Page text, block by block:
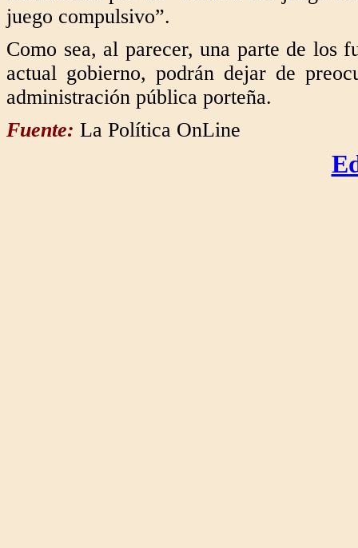
juego compulsivo”.
Como sea, al parecer, una parte de los
actual gobierno, podrán dejar de
administración pública porteña.
Fuente: La Política OnLine